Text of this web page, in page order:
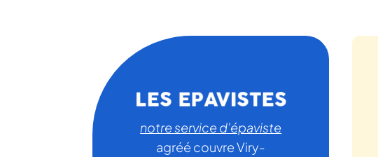
notre service d'épaviste
agréé couvre Viry-